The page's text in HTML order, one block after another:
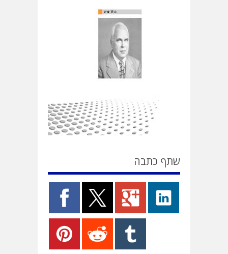
שתף כתבה